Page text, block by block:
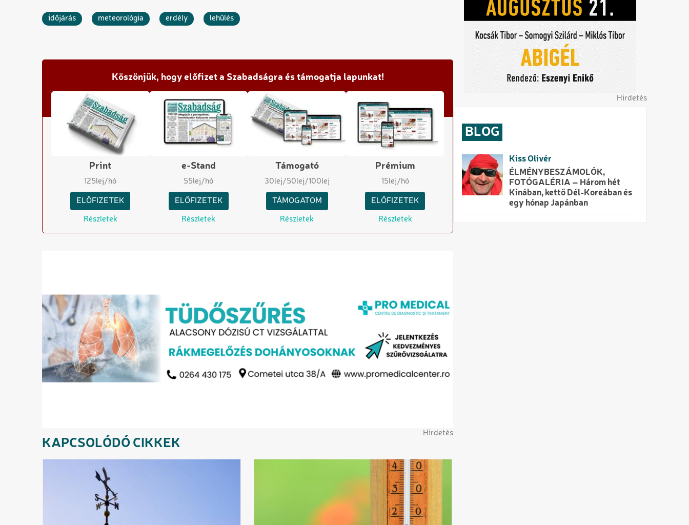
időjárás meteorológia erdély lehűlés
Köszönjük, hogy előfizet a Szabadságra és támogatja lapunkat!
Print
125lej/hó
ELŐFIZETEK
Részletek
e-Stand
55lej/hó
ELŐFIZETEK
Részletek
Támogató
30lej/50lej/100lej
TÁMOGATOM
Részletek
Prémium
15lej/hó
ELŐFIZETEK
Részletek
Hirdetés
KAPCSOLÓDÓ CIKKEK
Hirdetés
BLOG
Kiss Olivér
ÉLMÉNYBESZÁMOLÓK,
FOTÓGALÉRIA – Három hét
Kínában, kettő Dél-Koreában és
egy hónap Japánban